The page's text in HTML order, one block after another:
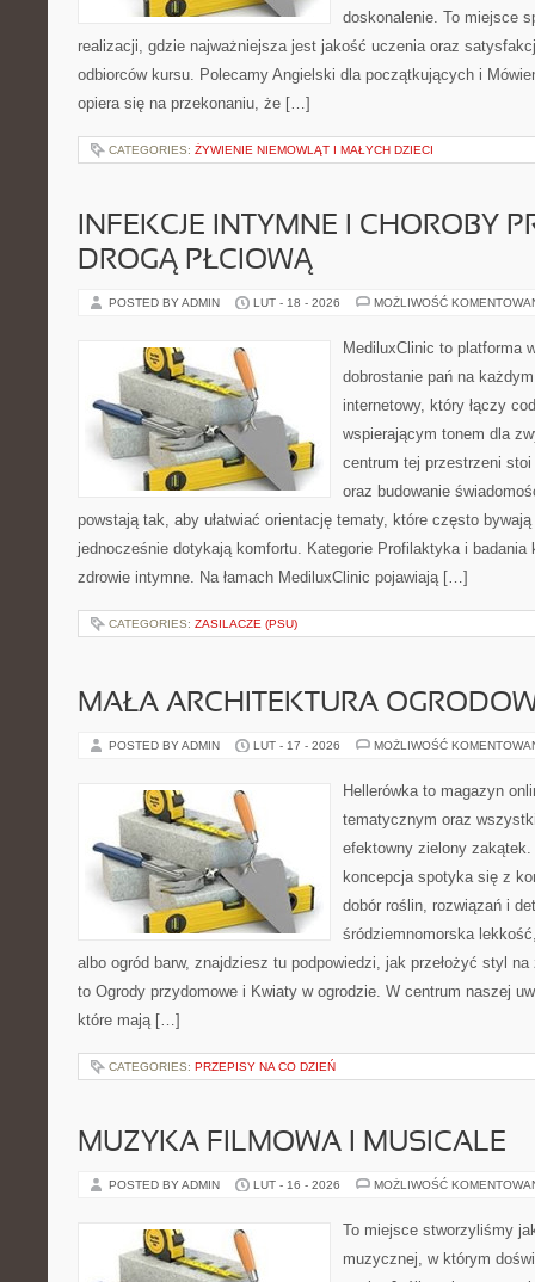
doskonalenie. To miejsce
realizacji, gdzie najważniejsza jest jakość uczenia oraz
odbiorców kursu. Polecamy Angielski dla początkujących i
opiera się na przekonaniu, że […]
CATEGORIES: ŻYWIENIE NIEMOWLĄT I MAŁYCH DZIECI
INFEKCJE INTYMNE I CHOROBY
DROGĄ PŁCIOWĄ
POSTED BY ADMIN LUT - 18 - 2026 MOŻLIWOŚĆ
MediluxClinic to platforma
dobrostanie pań na
internetowy, który łączy
wspierającym tonem dla
centrum tej przestrzeni
oraz budowanie
powstają tak, aby ułatwiać orientację tematy, które często
jednocześnie dotykają komfortu. Kategorie Profilaktyka i
zdrowie intymne. Na łamach MediluxClinic pojawiają […]
CATEGORIES: ZASILACZE (PSU)
MAŁA ARCHITEKTURA
POSTED BY ADMIN LUT - 17 - 2026 MOŻLIWOŚĆ
Hellerówka to magazyn
tematycznym oraz
efektowny zielony
koncepcja spotyka się z
dobór roślin, rozwiązań i
śródziemnomorska
albo ogród barw, znajdziesz tu podpowiedzi, jak przełożyć styl na
to Ogrody przydomowe i Kwiaty w ogrodzie. W centrum naszej
które mają […]
CATEGORIES: PRZEPISY NA CO DZIEŃ
MUZYKA FILMOWA I MUSICALE
POSTED BY ADMIN LUT - 16 - 2026 MOŻLIWOŚĆ
To miejsce stworzyliśmy
muzycznej, w którym